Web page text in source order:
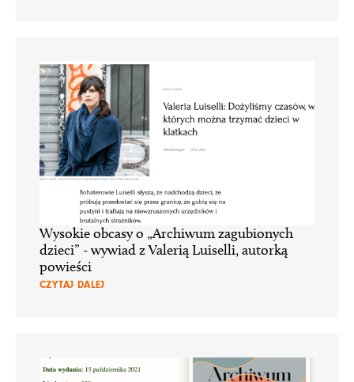
Wysokie obcasy o „Archiwum zagubionych
dzieci” - wywiad z Valerią Luiselli, autorką
powieści
CZYTAJ DALEJ